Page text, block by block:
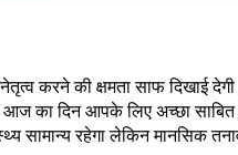
की क्षमता साफ दिखाई
का दिन आपके लिए अच्छा
सामान्य रहेगा लेकिन मानसिक